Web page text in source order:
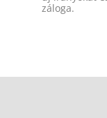
záloga.